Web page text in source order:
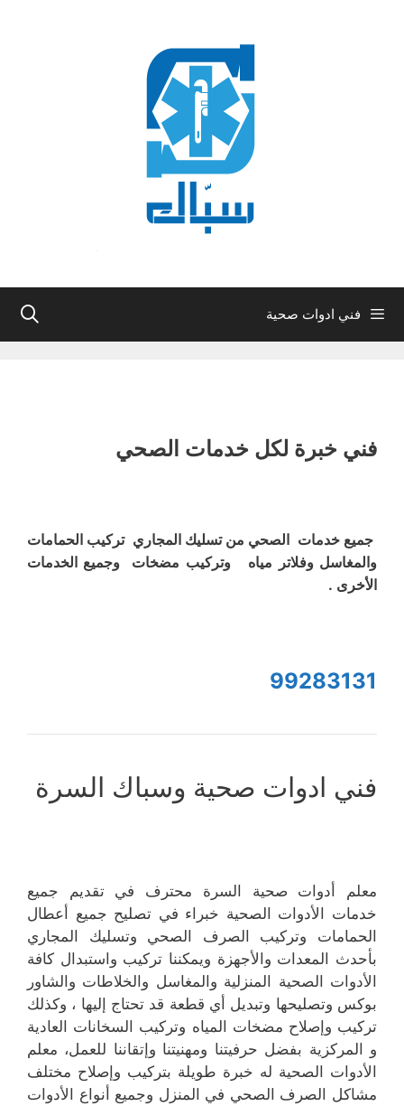
فني ادوات صحية
فني خبرة لكل خدمات الصحي
جميع خدمات الصحي من تسليك المجاري تركيب الحمامات
والمغاسل وفلاتر مياه وتركيب مضخات وجميع الخدمات
الأخرى .
99283131
فني ادوات صحية وسباك السرة
معلم أدوات صحية السرة محترف في تقديم جميع
خدمات الأدوات الصحية خبراء في تصليح جميع أعطال
الحمامات وتركيب الصرف الصحي وتسليك المجاري
بأحدث المعدات والأجهزة ويمكننا تركيب واستبدال كافة
الأدوات الصحية المنزلية والمغاسل والخلاطات والشاور
بوكس وتصليحها وتبديل أي قطعة قد تحتاج إليها ، وكذلك
تركيب وإصلاح مضخات المياه وتركيب السخانات العادية
و المركزية بفضل حرفيتنا ومهنيتنا وإتقاننا للعمل، معلم
الأدوات الصحية له خبرة طويلة بتركيب وإصلاح مختلف
مشاكل الصرف الصحي في المنزل وجميع أنواع الأدوات